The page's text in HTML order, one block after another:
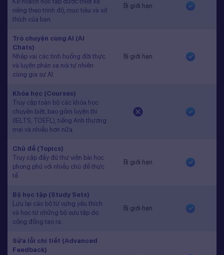
riêng theo trình độ, mục tiêu và sở
thích của bạn.
Bị giới hạn
Trò chuyện cùng AI (AI
Chats)
Nhập vai các tình huống đời thực
và luyện phản xạ nói tự nhiên
cùng gia sư AI.
Bị giới hạn
Khóa học (Courses)
Truy cập toàn bộ các khóa học
chuyên biệt, bao gồm luyện thi
(IELTS, TOEFL), tiếng Anh thương
mại và nhiều hơn nữa.
Chủ đề (Topics)
Truy cập đầy đủ thư viện bài học
phong phú với nhiều chủ đề thực
tế.
Bị giới hạn
Bộ học tập (Study Sets)
Lưu lại các bộ từ vựng yêu thích
và học từ những bộ sưu tập do
cộng đồng tạo ra.
Bị giới hạn
Sửa lỗi chi tiết (Advanced
Feedback)